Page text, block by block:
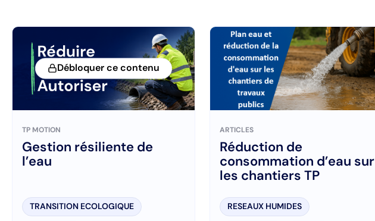
Débloquer ce contenu
TP MOTION
Gestion résiliente de
l’eau
TRANSITION ECOLOGIQUE
ARTICLES
Réduction de
consommation d’eau sur
les chantiers TP
RESEAUX HUMIDES